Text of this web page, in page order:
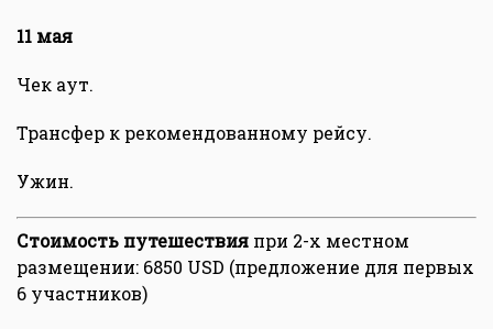
11 мая
Чек аут.
Трансфер к рекомендованному рейсу.
Ужин.
Стоимость путешествия при 2-х местном
размещении: 6850 USD (предложение для первых
6 участников)